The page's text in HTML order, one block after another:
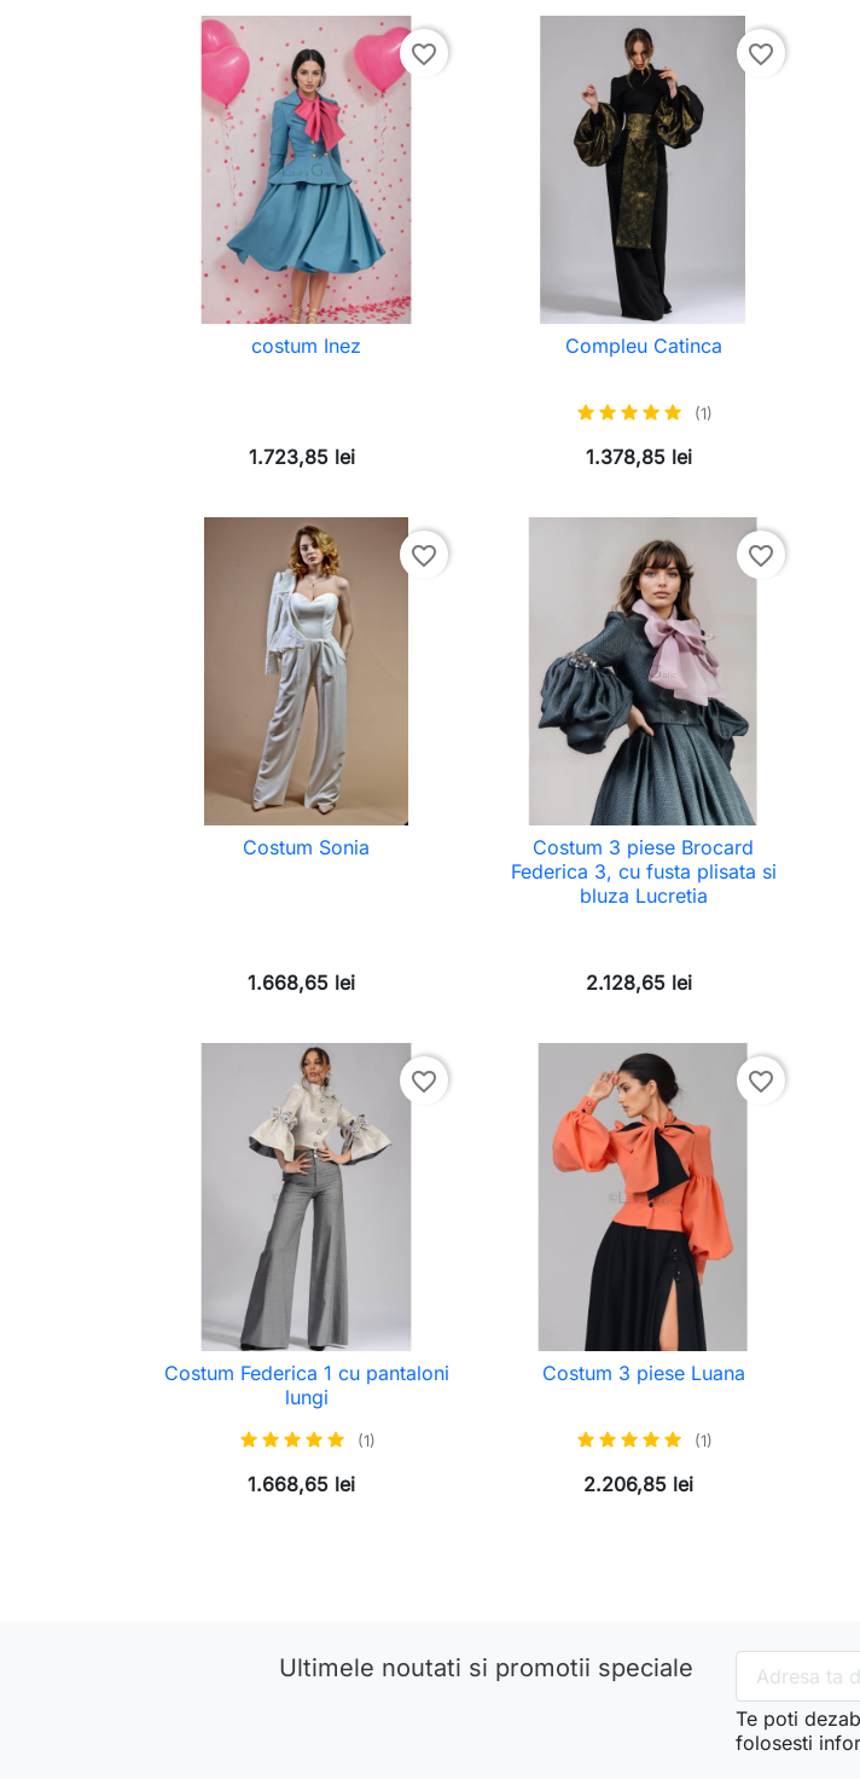
favorite_border
costum Inez
1.723,85 lei
favorite_border
Compleu Catinca
(1)
1.378,85 lei
favorite_border
Costum Sonia
1.668,65 lei
favorite_border
Costum 3 piese Brocard
Federica 3, cu fusta plisata si
bluza Lucretia
2.128,65 lei
favorite_border
Costum Federica 1 cu pantaloni
lungi
(1)
1.668,65 lei
favorite_border
Costum 3 piese Luana
(1)
2.206,85 lei
Ultimele noutati si promotii speciale
Te poti
folosesti